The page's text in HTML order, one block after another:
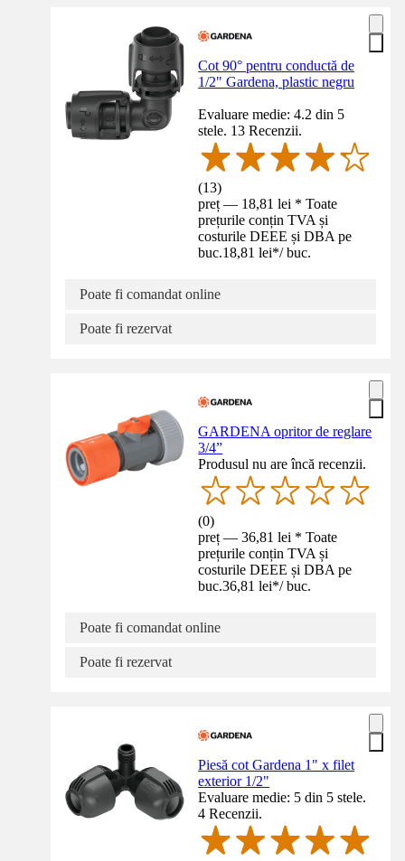
Cot 90° pentru conductă de
1/2" Gardena, plastic negru
Evaluare medie: 4.2 din 5
stele. 13 Recenzii.
(13)
preț — 18,81 lei * Toate
prețurile conțin TVA și
costurile DEEE și DBA pe
buc.18,81 lei*/ buc.
Poate fi comandat online
Poate fi rezervat
GARDENA opritor de reglare
3/4”
Produsul nu are încă recenzii.
(0)
preț — 36,81 lei * Toate
prețurile conțin TVA și
costurile DEEE și DBA pe
buc.36,81 lei*/ buc.
Poate fi comandat online
Poate fi rezervat
Piesă cot Gardena 1" x filet
exterior 1/2"
Evaluare medie: 5 din 5 stele.
4 Recenzii.